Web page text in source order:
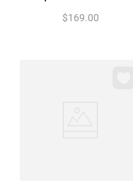
$169.00